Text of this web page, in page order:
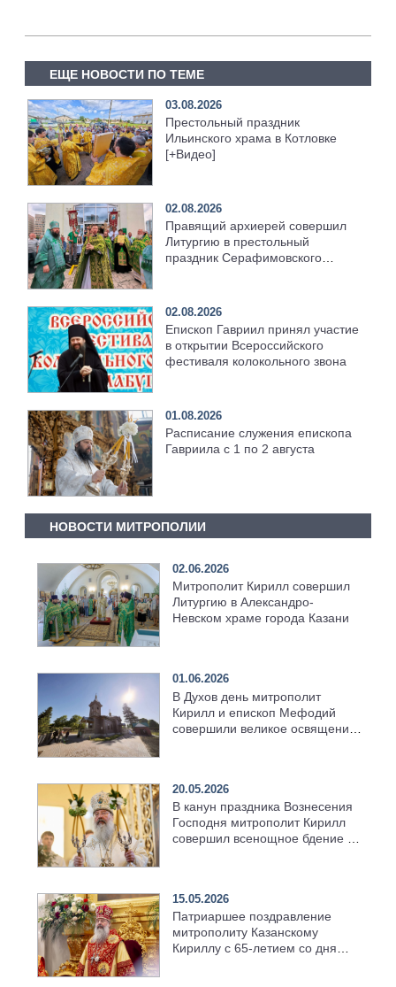
ЕЩЕ НОВОСТИ ПО ТЕМЕ
03.08.2026
Престольный праздник
Ильинского храма в Котловке
[+Видео]
02.08.2026
Правящий архиерей совершил
Литургию в престольный
праздник Серафимовского
02.08.2026
Епископ Гавриил принял участие
в открытии Всероссийского
фестиваля колокольного звона
01.08.2026
Расписание служения епископа
Гавриила с 1 по 2 августа
НОВОСТИ МИТРОПОЛИИ
02.06.2026
Митрополит Кирилл совершил
Литургию в Александро-
Невском храме города Казани
01.06.2026
В Духов день митрополит
Кирилл и епископ Мефодий
совершили великое освящение
20.05.2026
В канун праздника Вознесения
Господня митрополит Кирилл
совершил всенощное бдение в
15.05.2026
Патриаршее поздравление
митрополиту Казанскому
Кириллу с 65-летием со дня